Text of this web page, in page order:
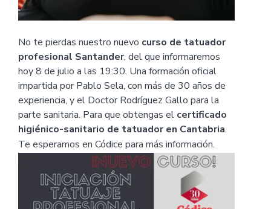
No te pierdas nuestro nuevo curso de tatuador
profesional Santander, del que informaremos
hoy 8 de julio a las 19:30. Una formación oficial
impartida por Pablo Sela, con más de 30 años de
experiencia, y el Doctor Rodríguez Gallo para la
parte sanitaria. Para que obtengas el certificado
higiénico-sanitario de tatuador en Cantabria.
Te esperamos en Códice para más información.